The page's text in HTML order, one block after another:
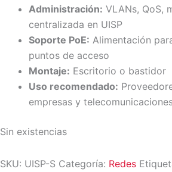
Administración: VLANs, QoS,
centralizada en UISP
Soporte PoE: Alimentación
puntos de acceso
Montaje: Escritorio o bastidor
Uso recomendado:
empresas y
Sin existencias
SKU: UISP-S Categoría: Redes